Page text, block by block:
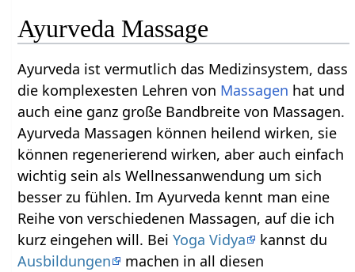
Ayurveda Massage
Ayurveda ist vermutlich das Medizinsystem, dass
die komplexesten Lehren von Massagen hat und
auch eine ganz große Bandbreite von Massagen.
Ayurveda Massagen können heilend wirken, sie
können regenerierend wirken, aber auch einfach
wichtig sein als Wellnessanwendung um sich
besser zu fühlen. Im Ayurveda kennt man eine
Reihe von verschiedenen Massagen, auf die ich
kurz eingehen will. BeiYoga Vidya
kannst du
Ausbildungen
machen in all diesen